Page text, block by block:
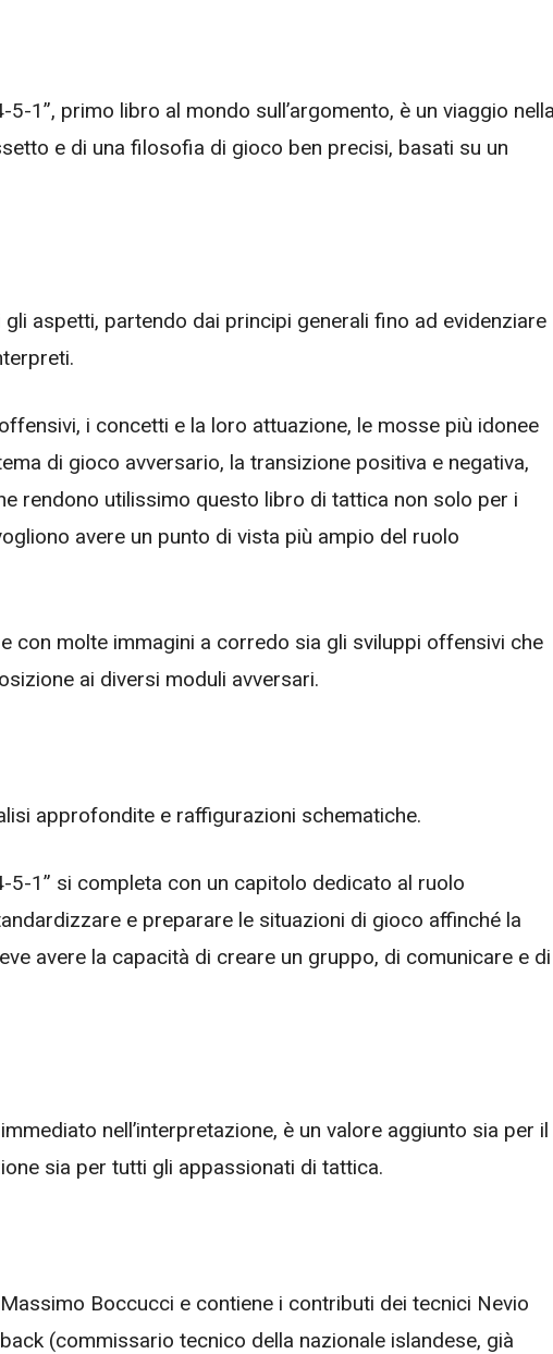
1”, primo libro al mondo sull’argomento, è un viaggio
e di una filosofia di gioco ben precisi, basati su un
aspetti, partendo dai principi generali fino ad evidenziare
i concetti e la loro attuazione, le mosse più idonee
di gioco avversario, la transizione positiva e negativa,
rendono utilissimo questo libro di tattica non solo per i
avere un punto di vista più ampio del ruolo
con molte immagini a corredo sia gli sviluppi offensivi che
ai diversi moduli avversari.
approfondite e raffigurazioni schematiche.
5-1” si completa con un capitolo dedicato al ruolo
e preparare le situazioni di gioco affinché la
avere la capacità di creare un gruppo, di comunicare e di
nell’interpretazione, è un valore aggiunto sia per il
sia per tutti gli appassionati di tattica.
Boccucci e contiene i contributi dei tecnici Nevio
(commissario tecnico della nazionale islandese, già